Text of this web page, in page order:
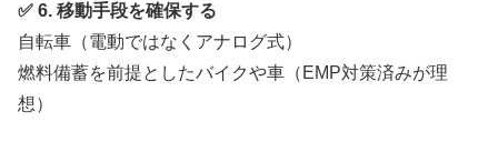
✅ 6. 移動手段を確保する
自転車（電動ではなくアナログ式）
燃料備蓄を前提としたバイクや車（EMP対策済みが理
想）